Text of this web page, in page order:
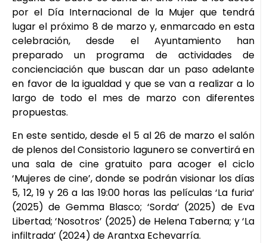
por el Día Internacional de la Mujer que tendrá
lugar el próximo 8 de marzo y, enmarcado en esta
celebración, desde el Ayuntamiento han
preparado un programa de actividades de
concienciación que buscan dar un paso adelante
en favor de la igualdad y que se van a realizar a lo
largo de todo el mes de marzo con diferentes
propuestas.
En este sentido, desde el 5 al 26 de marzo el salón
de plenos del Consistorio lagunero se convertirá en
una sala de cine gratuito para acoger el ciclo
‘Mujeres de cine’, donde se podrán visionar los días
5, 12, 19 y 26 a las 19:00 horas las películas ‘La furia’
(2025) de Gemma Blasco; ‘Sorda’ (2025) de Eva
Libertad; ‘Nosotros’ (2025) de Helena Taberna; y ‘La
infiltrada’ (2024) de Arantxa Echevarría.